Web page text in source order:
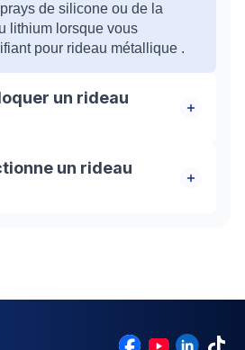
de silicone ou de la
lithium lorsque vous
pour rideau métallique .
un rideau
rideau métallique bloqué,
de HBHS est là pour
tous vos problèmes liés au
un rideau